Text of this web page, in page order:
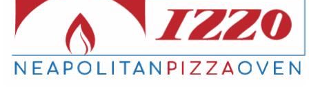
beverage,
catering
e
quotidiani